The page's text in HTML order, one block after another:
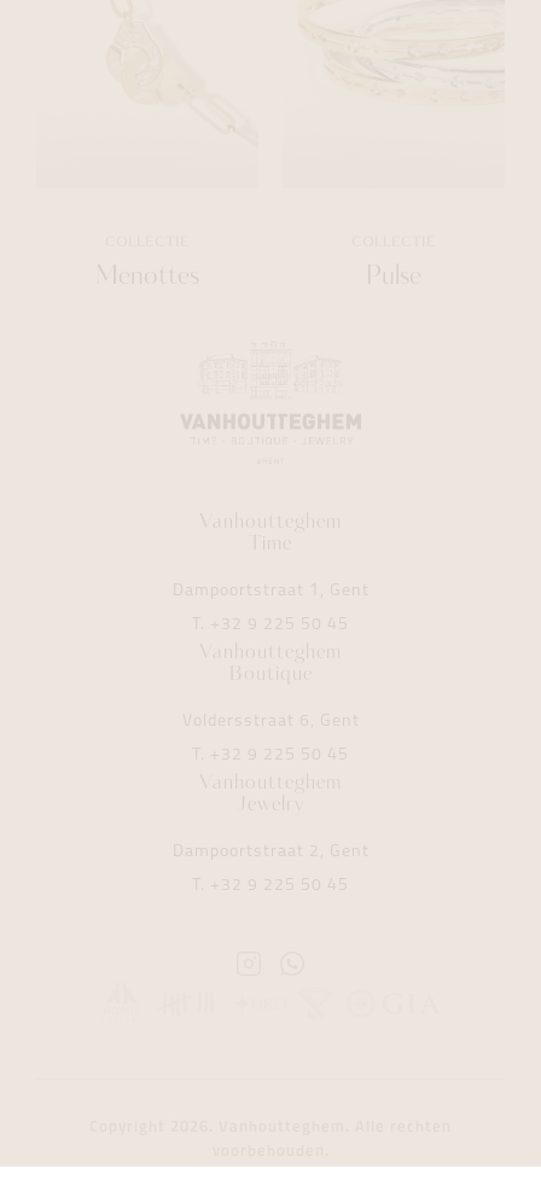
Menottes Pulse
Vanhoutteghem
Time
Dampoortstraat 1, Gent
T. +32 9 225 50 45
Vanhoutteghem
Boutique
Voldersstraat 6, Gent
T. +32 9 225 50 45
Vanhoutteghem
Jewelry
Dampoortstraat 2, Gent
T. +32 9 225 50 45